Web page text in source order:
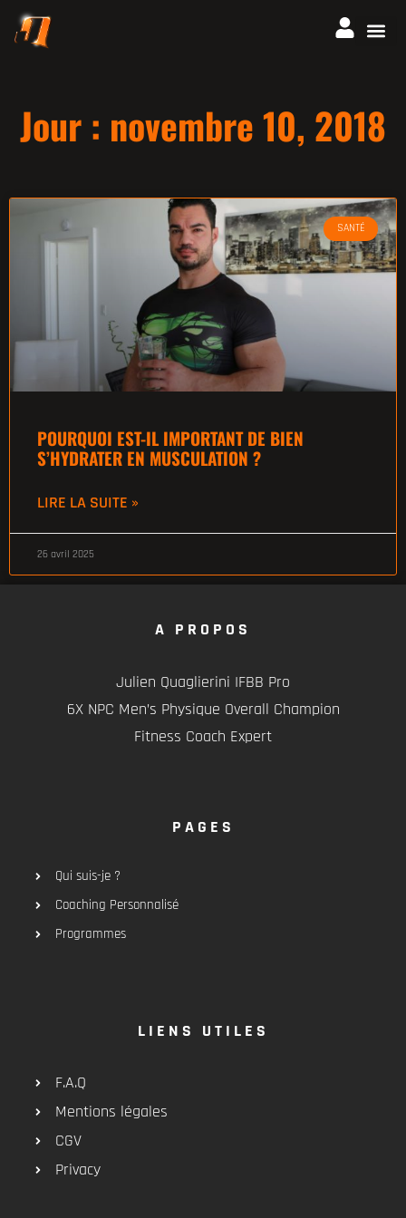
Jour : novembre 10, 2018
SANTÉ
POURQUOI EST-IL IMPORTANT DE BIEN
S’HYDRATER EN MUSCULATION ?
LIRE LA SUITE »
26 avril 2025
A PROPOS
Julien Quaglierini IFBB Pro
6X NPC Men’s Physique Overall Champion
Fitness Coach Expert
PAGES
Qui suis-je ?
Coaching Personnalisé
Programmes
LIENS UTILES
F.A.Q
Mentions légales
CGV
Privacy